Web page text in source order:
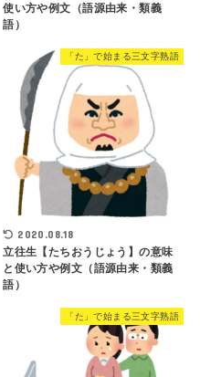
使い方や例文（語源由来・類義
語）
「た」で始まる三文字熟語
2020.08.18
立往生【たちおうじょう】の意味
と使い方や例文（語源由来・類義
語）
「た」で始まる三文字熟語